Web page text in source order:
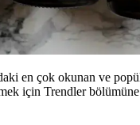
en çok okunan ve
için Trendler bölümüne